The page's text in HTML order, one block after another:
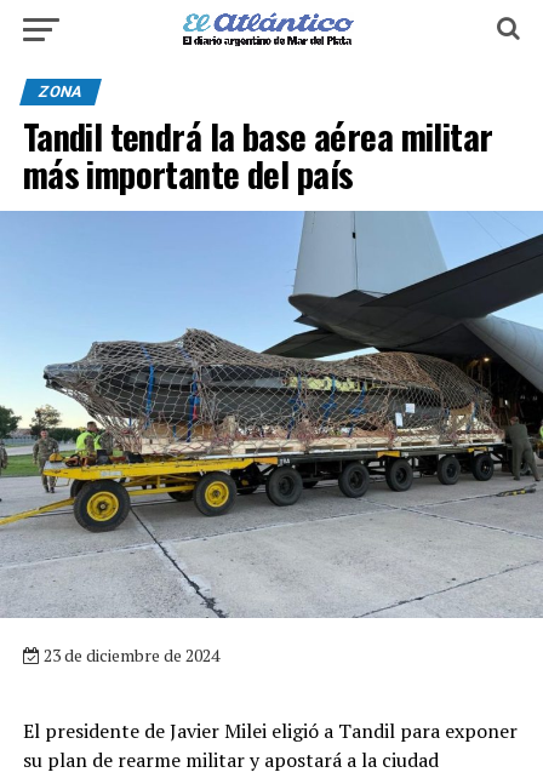
ZONA
Tandil tendrá la base aérea militar
más importante del país
23 de diciembre de 2024
El presidente de Javier Milei eligió a Tandil para exponer
su plan de rearme militar y apostará a la ciudad